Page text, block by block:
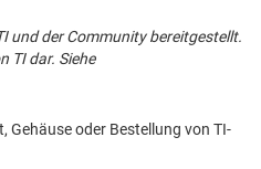
und der Community bereitgestellt.
TI dar. Siehe
Gehäuse oder Bestellung von TI-